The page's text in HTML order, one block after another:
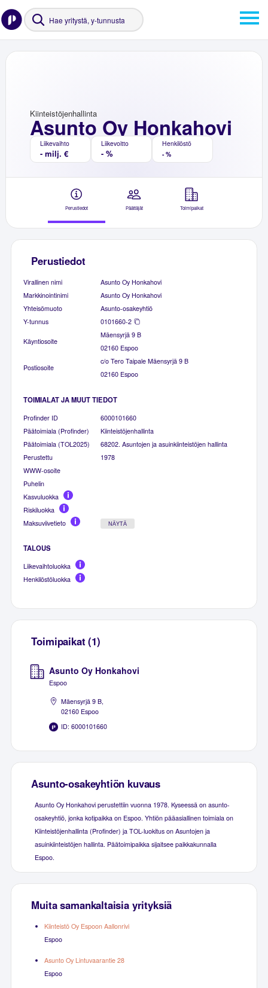
Asunto Oy Honkahovi
Kiinteistöjenhallinta
Liikevaihto
- milj. €
Liikevoitto
- %
Henkilöstö
- %
Perustiedot Päättäjät Toimipaikat
Perustiedot
Virallinen nimi
Asunto Oy Honkahovi
Markkinointinimi
Asunto Oy Honkahovi
Yhteisömuoto
Asunto-osakeyhtiö
Y-tunnus
0101660-2
Käyntiosoite
Mäensyrjä 9 B
02160 Espoo
Postiosoite
c/o Tero Taipale Mäensyrjä 9 B
02160 Espoo
TOIMIALAT JA MUUT TIEDOT
Profinder ID
6000101660
Päätoimiala (Profinder)
Kiinteistöjenhallinta
Päätoimiala (TOL2025)
68202. Asuntojen ja asuinkiinteistöjen hallinta
Perustettu
1978
WWW-osoite
Puhelin
Kasvuluokka
Riskiluokka
Maksuviivetieto
NÄYTÄ
TALOUS
Liikevaihtoluokka
Henkilöstöluokka
Toimipaikat (1)
Asunto Oy Honkahovi
Espoo
Mäensyrjä 9 B,
02160 Espoo
ID: 6000101660
Asunto-osakeyhtiön kuvaus
Asunto Oy Honkahovi perustettiin vuonna 1978. Kyseessä on asunto-
osakeyhtiö, jonka kotipaikka on Espoo. Yhtiön pääasiallinen toimiala on
Kiinteistöjenhallinta (Profinder) ja TOL-luokitus on Asuntojen ja
asuinkiinteistöjen hallinta. Päätoimipaikka sijaitsee paikkakunnalla
Espoo.
Muita samankaltaisia yrityksiä
Kiinteistö Oy Espoon Aallonrivi
Espoo
Asunto Oy Lintuvaarantie 28
Espoo